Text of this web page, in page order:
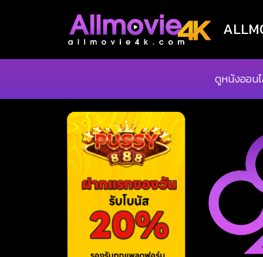
ดูหนังออน